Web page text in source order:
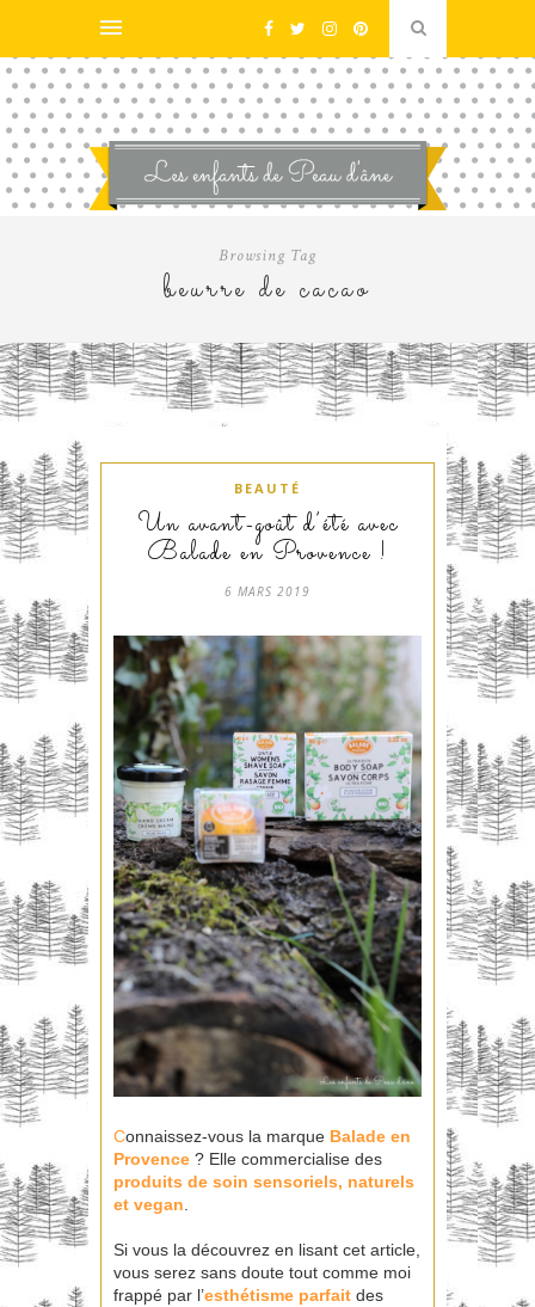
Browsing Tag
beurre de cacao
BEAUTÉ
Un avant-goût d’été avec
Balade en Provence !
6 MARS 2019
Connaissez-vous la marque Balade en
Provence ? Elle commercialise des
produits de soin sensoriels, naturels
et vegan.
Si vous la découvrez en lisant cet article,
vous serez sans doute tout comme moi
frappé par l’esthétisme parfait des